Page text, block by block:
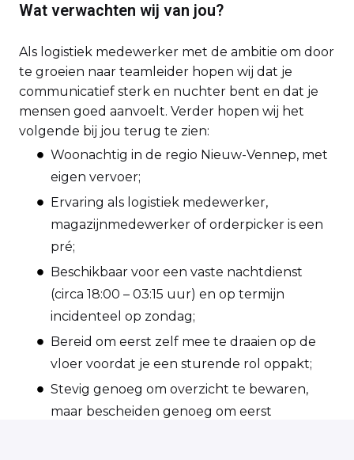
Wat verwachten wij van jou?
Als logistiek medewerker met de ambitie om door
te groeien naar teamleider hopen wij dat je
communicatief sterk en nuchter bent en dat je
mensen goed aanvoelt. Verder hopen wij het
volgende bij jou terug te zien:
Woonachtig in de regio Nieuw-Vennep, met
eigen vervoer;
Ervaring als logistiek medewerker,
magazijnmedewerker of orderpicker is een
pré;
Beschikbaar voor een vaste nachtdienst
(circa 18:00 – 03:15 uur) en op termijn
incidenteel op zondag;
Bereid om eerst zelf mee te draaien op de
vloer voordat je een sturende rol oppakt;
Stevig genoeg om overzicht te bewaren,
maar bescheiden genoeg om eerst